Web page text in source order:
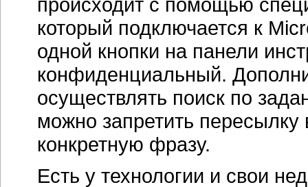
который подключается к
одной кнопки на панели
конфиденциальный.
осуществлять поиск по
можно запретить
конкретную фразу.
Есть у технологии и свои